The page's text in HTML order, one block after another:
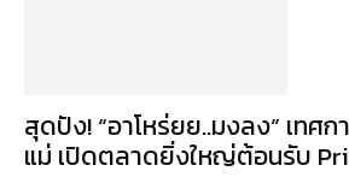
สุดปัง! “อาโหร่ยย..มงลง” เทศ
แม่ เปิดตลาดยิ่งใหญ่ต้อนรับ